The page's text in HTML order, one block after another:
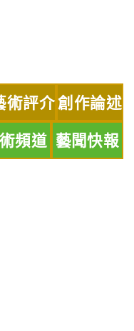
術評介創作論述
頻道 藝聞快報